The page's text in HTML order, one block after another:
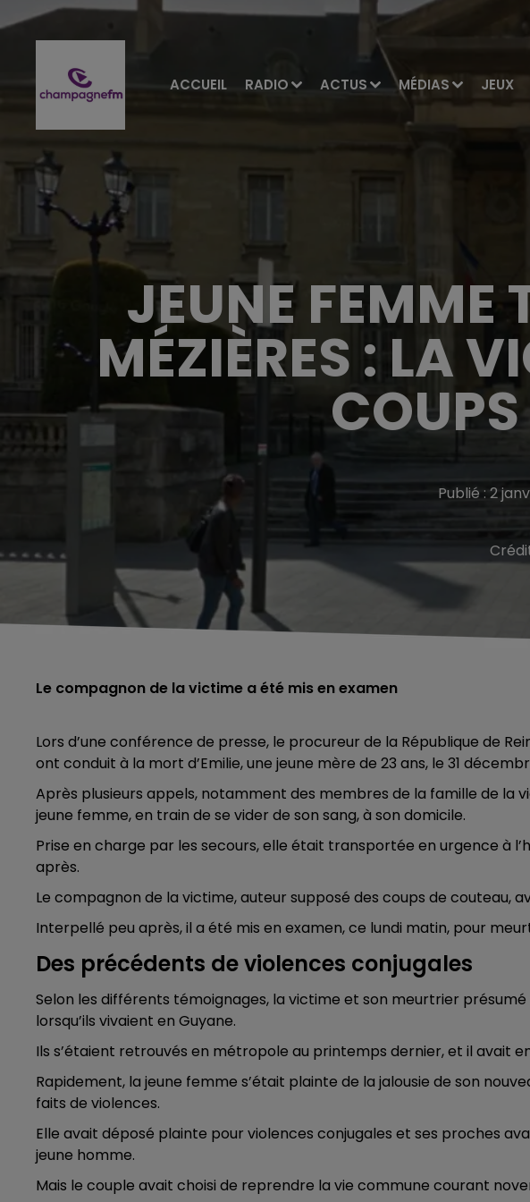
ACCUEIL RADIO ACTUS MÉDIAS JEUX
14h00 - 15h00
JEUNE FEMME
MÉZIÈRES : LA
Publié : 2
Le compagnon de la victime a été mis en examen
Lors d’une conférence de presse, le procureur de la République de
ont conduit à la mort d’Emilie, une jeune mère de 23 ans, le 31
Après plusieurs appels, notamment des membres de la famille de la
jeune femme, en train de se vider de son sang, à son domicile.
Prise en charge par les secours, elle était transportée en urgence à
après.
Le compagnon de la victime, auteur supposé des coups de couteau,
Interpellé peu après, il a été mis en examen, ce lundi matin, pour
Des précédents de violences conjugales
Selon les différents témoignages, la victime et son meurtrier
lorsqu’ils vivaient en Guyane.
Ils s’étaient retrouvés en métropole au printemps dernier, et il avait
Rapidement, la jeune femme s’était plainte de la jalousie de son
faits de violences.
Elle avait déposé plainte pour violences conjugales et ses proches
jeune homme.
Mais le couple avait choisi de reprendre la vie commune courant
15h00 - 19h00